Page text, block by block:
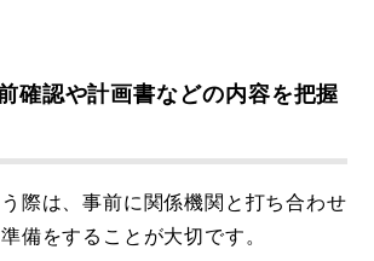
確認や計画書などの内容を把握
際は、事前に関係機関と打ち合わせ
備をすることが大切です。